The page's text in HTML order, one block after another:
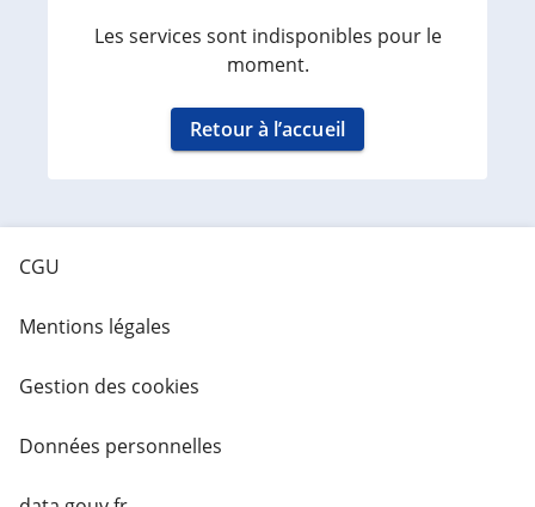
Les services sont indisponibles pour le
moment.
Retour à l’accueil
CGU
Mentions légales
Gestion des cookies
Données personnelles